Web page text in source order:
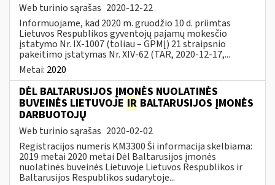
Web turinio sąrašas 2020-12-22
Informuojame, kad 2020 m. gruodžio 10 d. priimtas
Lietuvos Respublikos gyventojų pajamų mokesčio
įstatymo Nr. IX-1007 (toliau – GPMĮ) 21 straipsnio
pakeitimo įstatymas Nr. XIV-62 (TAR, 2020-12-17,...
Metai: 2020
DĖL BALTARUSIJOS ĮMONĖS NUOLATINĖS
BUVEINĖS LIETUVOJE IR BALTARUSIJOS ĮMONĖS
DARBUOTOJŲ
Web turinio sąrašas 2020-02-02
Registracijos numeris KM3300 Ši informacija skelbiama:
2019 metai 2020 metai Dėl Baltarusijos įmonės
nuolatinės buveinės Lietuvoje Lietuvos Respublikos ir
Baltarusijos Respublikos sudarytoje...